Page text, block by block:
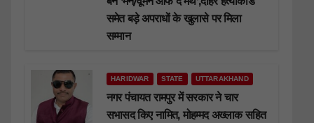
समेत बड़े अपराधों के खुलासे पर मिला
सम्मान
HARIDWAR STATE UTTARAKHAND
नगर पंचायत रामपुर में सरकार ने चार
सभासद किए नामित, मोहम्मद अख्लाक सहित